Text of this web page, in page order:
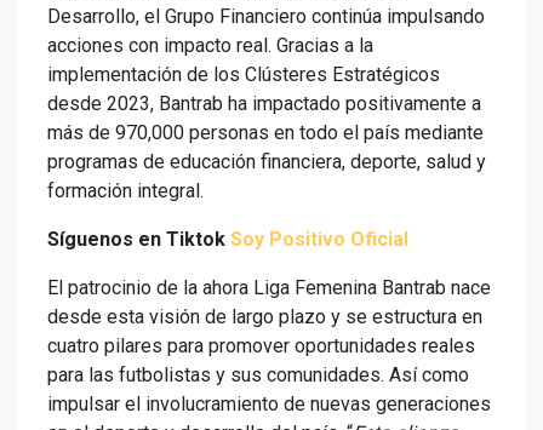
Desarrollo, el Grupo Financiero continúa impulsando
acciones con impacto real. Gracias a la
implementación de los Clústeres Estratégicos
desde 2023, Bantrab ha impactado positivamente a
más de 970,000 personas en todo el país mediante
programas de educación financiera, deporte, salud y
formación integral.
Síguenos en Tiktok Soy Positivo Oficial
El patrocinio de la ahora Liga Femenina Bantrab nace
desde esta visión de largo plazo y se estructura en
cuatro pilares para promover oportunidades reales
para las futbolistas y sus comunidades. Así como
impulsar el involucramiento de nuevas generaciones